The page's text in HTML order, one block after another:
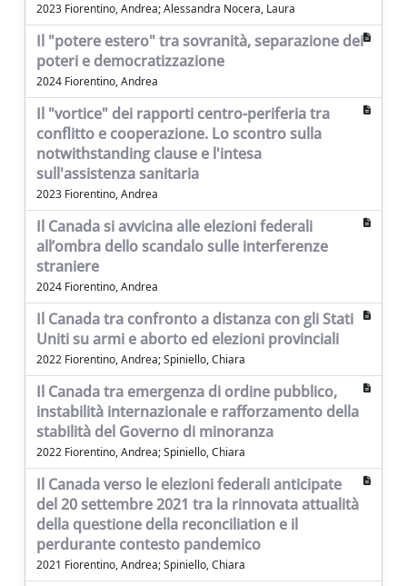
2023 Fiorentino, Andrea; Alessandra Nocera, Laura
Il "potere estero" tra sovranità, separazione dei
poteri e democratizzazione
2024 Fiorentino, Andrea
Il "vortice" dei rapporti centro-periferia tra
conflitto e cooperazione. Lo scontro sulla
notwithstanding clause e l'intesa
sull'assistenza sanitaria
2023 Fiorentino, Andrea
Il Canada si avvicina alle elezioni federali
all’ombra dello scandalo sulle interferenze
straniere
2024 Fiorentino, Andrea
Il Canada tra confronto a distanza con gli Stati
Uniti su armi e aborto ed elezioni provinciali
2022 Fiorentino, Andrea; Spiniello, Chiara
Il Canada tra emergenza di ordine pubblico,
instabilità internazionale e rafforzamento della
stabilità del Governo di minoranza
2022 Fiorentino, Andrea; Spiniello, Chiara
Il Canada verso le elezioni federali anticipate
del 20 settembre 2021 tra la rinnovata attualità
della questione della reconciliation e il
perdurante contesto pandemico
2021 Fiorentino, Andrea; Spiniello, Chiara